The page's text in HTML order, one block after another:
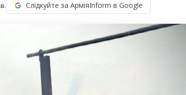
Слідкуйте за АрміяInform в Google